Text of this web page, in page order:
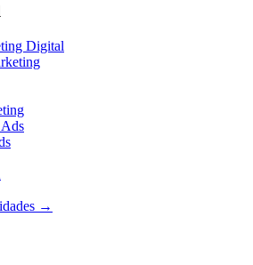
Digital
→